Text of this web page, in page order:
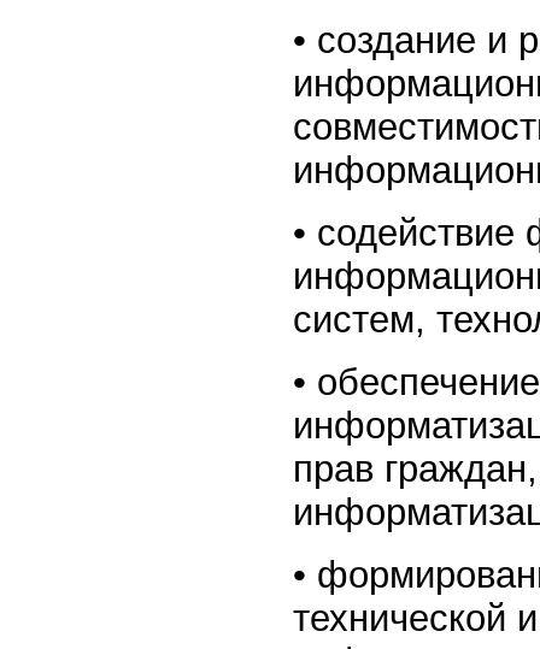
• создание и
•
систем,
•
прав
•
технической